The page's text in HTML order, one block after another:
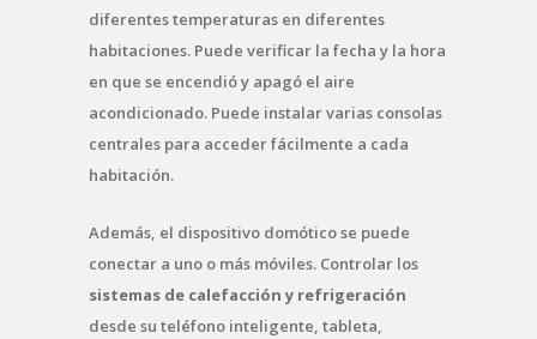
diferentes temperaturas en diferentes
habitaciones. Puede verificar la fecha y la hora
en que se encendió y apagó el aire
acondicionado. Puede instalar varias consolas
centrales para acceder fácilmente a cada
habitación.
Además, el dispositivo domótico se puede
conectar a uno o más móviles. Controlar los
sistemas de calefacción y refrigeración
desde su teléfono inteligente, tableta,